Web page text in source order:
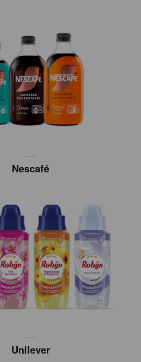
Nescafé
Unilever